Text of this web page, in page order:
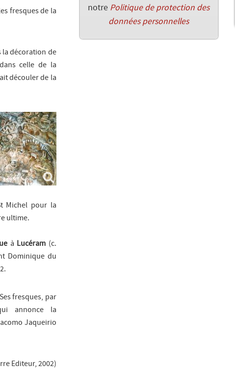
fresques de la
la décoration de
celle de la
découler de la
Michel pour la
ultime.
à Lucéram (c.
Dominique du
fresques, par
annonce la
Jaqueirio
Editeur, 2002)
notre Politique de protection des
données personnelles